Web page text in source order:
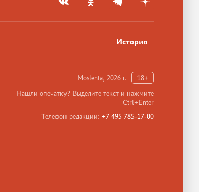
История
Moslenta, 2026 г.
18+
Нашли опечатку? Выделите текст и нажмите
Ctrl+Enter
Телефон редакции: +7 495 785-17-00